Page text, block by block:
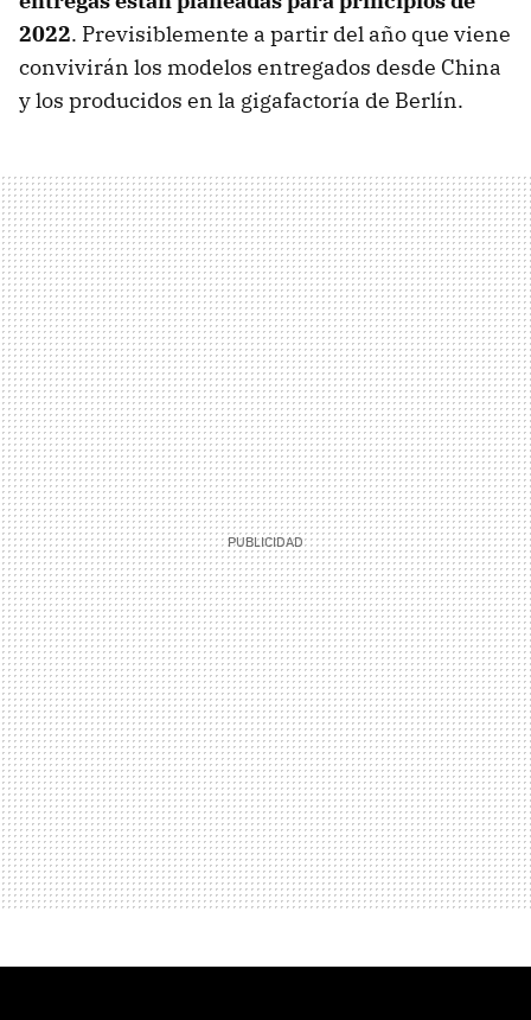
2022. Previsiblemente a partir del año que viene
convivirán los modelos entregados desde China
y los producidos en la gigafactoría de Berlín.